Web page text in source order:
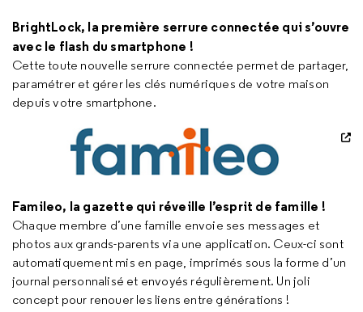
BrightLock, la première serrure connectée qui s’ouvre
avec le flash du smartphone !
Cette toute nouvelle serrure connectée permet de partager,
paramétrer et gérer les clés numériques de votre maison
depuis votre smartphone.
Famileo, la gazette qui réveille l’esprit de famille !
Chaque membre d’une famille envoie ses messages et
photos aux grands-parents via une application. Ceux-ci sont
automatiquement mis en page, imprimés sous la forme d’un
journal personnalisé et envoyés régulièrement. Un joli
concept pour renouer les liens entre générations !